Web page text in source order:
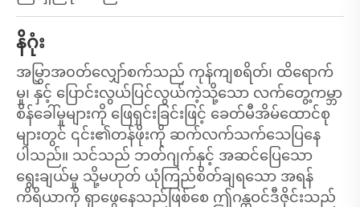
နိဂုံး
အမြွှာအ၀တ်လျှော်စက်သည် ကုန်ကျစရိတ်၊ ထိရောက်
မှု၊ နှင့် ပြောင်းလွယ်ပြင်လွယ်ကဲ့သို့သော လက်တွေ့ကမ္ဘာ
စိန်ခေါ်မှုများကို ဖြေရှင်းခြင်းဖြင့် ခေတ်မီအိမ်ထောင်စု
များတွင် ၎င်း၏တန်ဖိုးကို ဆက်လက်သက်သေပြနေ
ပါသည်။ သင်သည် ဘတ်ဂျက်နှင့် အဆင်ပြေသော
ရွေးချယ်မှု သို့မဟုတ် ယုံကြည်စိတ်ချရသော အရန်
ကိရိယာကို ရှာဖွေနေသည်ဖြစ်စေ ဤဂန္ထဝင်ဒီဇိုင်းသည်